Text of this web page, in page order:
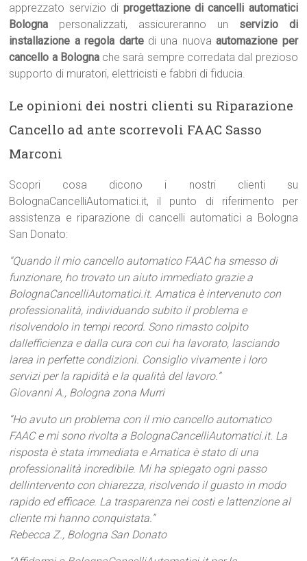
apprezzato servizio di progettazione di cancelli automatici
Bologna personalizzati, assicureranno un servizio di
installazione a regola dartedi una nuovaautomazione per
cancello a Bologna che sarà sempre corredata dal prezioso
supporto di muratori, elettricisti e fabbri di fiducia.
Le opinioni dei nostri clienti su Riparazione
Cancello ad ante scorrevoli FAAC Sasso
Marconi
Scopri cosa dicono i nostri clienti su
BolognaCancelliAutomatici.it, il punto di riferimento per
assistenza e riparazione di cancelli automatici a Bologna
San Donato:
“Quando il mio cancello automatico FAAC ha smesso di
funzionare, ho trovato un aiuto immediato grazie a
BolognaCancelliAutomatici.it. Amatica è intervenuto con
professionalità, individuando subito il problema e
risolvendolo in tempi record. Sono rimasto colpito
dallefficienza e dalla cura con cui ha lavorato, lasciando
larea in perfette condizioni. Consiglio vivamente i loro
servizi per la rapidità e la qualità del lavoro.”
Giovanni A., Bologna zona Murri
“Ho avuto un problema con il mio cancello automatico
FAAC e mi sono rivolta a BolognaCancelliAutomatici.it. La
risposta è stata immediata e Amatica è stato di una
professionalità incredibile. Mi ha spiegato ogni passo
dellintervento con chiarezza, risolvendo il guasto in modo
rapido ed efficace. La trasparenza nei costi e lattenzione al
cliente mi hanno conquistata.”
Rebecca Z., Bologna San Donato